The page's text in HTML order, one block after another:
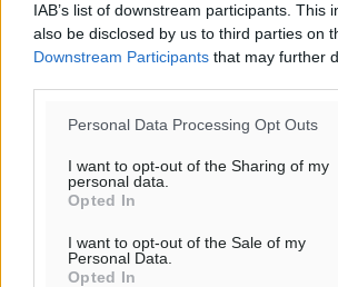
IAB’s list of downstream participants. This
also be disclosed by us to third parties on
Downstream Participants that may further
Personal Data Processing Opt Outs
I want to opt-out of the Sharing of my
personal data.
Opted In
I want to opt-out of the Sale of my
Personal Data.
Opted In
Ροή ειδήσεων
Ελπίδα Πεταλούδων: Ανακοίνωσε τον
Ψήφισμα της κοινότητας Παστίδας
Τοπικές Ειδήσεις• πριν 37 λεπτά